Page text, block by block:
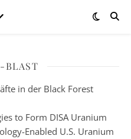
BLAST
in der Black Forest
to Form DISA Uranium
Enabled U.S. Uranium